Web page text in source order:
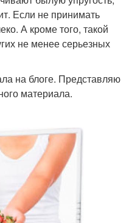
Если не принимать
А кроме того, такой
не менее серьезных
на блоге. Представляю
материала.